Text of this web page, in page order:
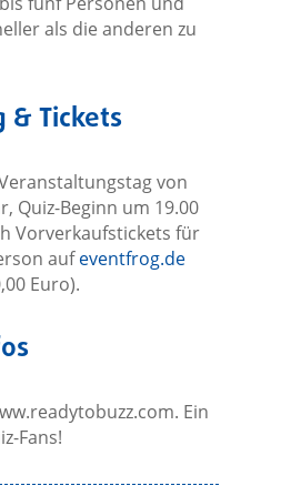
als die anderen zu
Tickets
von
Quiz-Beginn um 19.00
Vorverkaufstickets für
aufeventfrog.de
Euro).
Ein
Fans!